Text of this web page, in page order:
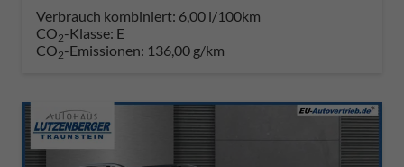
Verbrauch kombiniert: 6,00 l/100km
CO2-Klasse: E
CO2-Emissionen: 136,00 g/km